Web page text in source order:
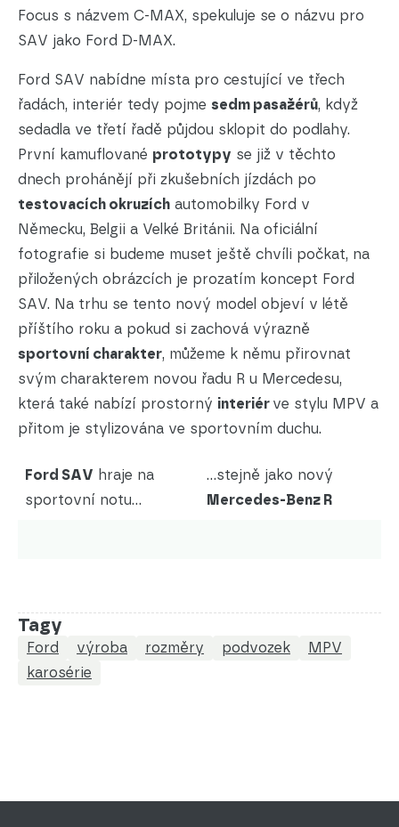
Focus s názvem C-MAX, spekuluje se o názvu pro
SAV jako Ford D-MAX.
Ford SAV nabídne místa pro cestující ve třech
řadách, interiér tedy pojme sedm pasažérů, když
sedadla ve třetí řadě půjdou sklopit do podlahy.
První kamuflované prototypy se již v těchto
dnech prohánějí při zkušebních jízdách po
testovacích okruzích automobilky Ford v
Německu, Belgii a Velké Británii. Na oficiální
fotografie si budeme muset ještě chvíli počkat, na
přiložených obrázcích je prozatím koncept Ford
SAV. Na trhu se tento nový model objeví v létě
příštího roku a pokud si zachová výrazně
sportovní charakter, můžeme k němu přirovnat
svým charakterem novou řadu R u Mercedesu,
která také nabízí prostorný interiér ve stylu MPV a
přitom je stylizována ve sportovním duchu.
Ford SAV hraje na
sportovní notu...
...stejně jako nový
Mercedes-Benz R
Tagy
Ford výroba rozměry podvozek
MPV
karosérie